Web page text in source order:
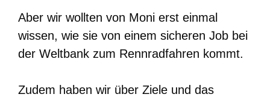
Aber wir wollten von Moni erst einmal
wissen, wie sie von einem sicheren Job bei
der Weltbank zum Rennradfahren kommt.
Zudem haben wir über Ziele und das